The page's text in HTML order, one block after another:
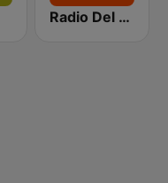
Radio Del Plata 1030 AM